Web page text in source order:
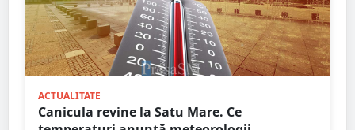
ACTUALITATE
Canicula revine la Satu Mare. Ce